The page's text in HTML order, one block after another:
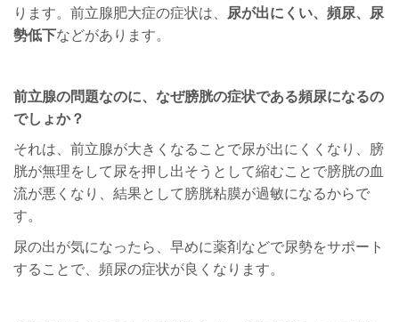
ります。前立腺肥大症の症状は、
尿が出にくい、頻尿、尿
勢低下などがあります。
前立腺の問題なのに、なぜ膀胱の症状である頻尿になるの
でしょか？
それは、前立腺が大きくなることで尿が出にくくなり、膀
胱が無理をして尿を押し出そうとして縮むことで膀胱の血
流が悪くなり、結果として膀胱粘膜が過敏になるからで
す。
尿の出が気になったら、早めに薬剤などで尿勢をサポート
することで、頻尿の症状が良くなります。